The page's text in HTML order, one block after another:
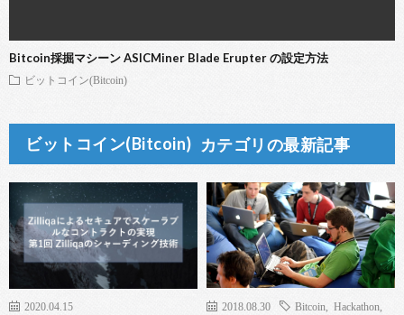
Bitcoin採掘マシーン ASICMiner Blade Erupter の設定方法
ビットコイン(Bitcoin)
ビットコイン(Bitcoin) カテゴリの最新記事
2020.04.15 2018.08.30 Bitcoin Hackathon